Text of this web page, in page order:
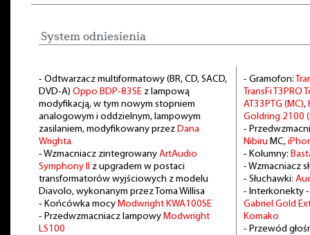
- Odtwarzacz multiformatowy (BR, CD, SACD,
DVD-A) Oppo BDP-83SEz lampową
modyfikacją, w tym nowym stopniem
analogowym i oddzielnym, lampowym
zasilaniem, modyfikowany przez Dana
Wrighta
- Wzmacniacz zintegrowany ArtAudio
Symphony II z upgradem w postaci
transformatorów wyjściowych z modelu
Diavolo, wykonanym przez Toma Willisa
- Końcówka mocy Modwright KWA100SE
- Przedwzmacniacz lampowy Modwright
LS100
- Gramofon:
TransFi T3PRO
AT33PTG (MC),
Goldring 2100
-
NibiruMC,
- Kolumny:
- Wzmacniacz
- Słuchawki:
- Interkonekty
Gabriel Gold
Komako
- Przewód